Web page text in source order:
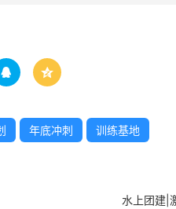
 
年底冲刺 训练基地
水上团建|